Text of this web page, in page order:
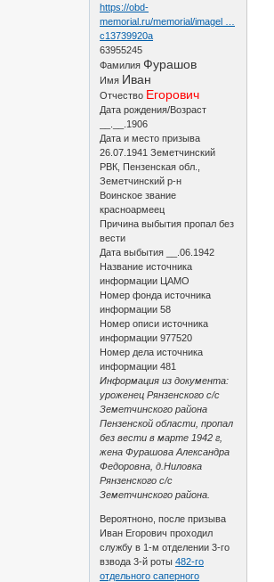
https://obd-
memorial.ru/memorial/imagel …
c13739920a
63955245
ФамилияФурашов
Имя Иван
Отчество Егорович
Дата рождения/Возраст
__.__.1906
Дата и место призыва
26.07.1941 Земетчинский
РВК, Пензенская обл.,
Земетчинский р-н
Воинское звание
красноармеец
Причина выбытия пропал без
вести
Дата выбытия __.06.1942
Название источника
информации ЦАМО
Номер фонда источника
информации 58
Номер описи источника
информации 977520
Номер дела источника
информации 481
Информация из документа:
уроженец Рянзенского с/с
Земетчинского района
Пензенской области, пропал
без вести в марте 1942 г,
жена Фурашова Александра
Федоровна, д.Ниловка
Рянзенского с/с
Земетчинского района.
Вероятноно, после призыва
Иван Егорович проходил
службу в 1-м отделении 3-го
взвода 3-й роты482-го
отдельного саперного